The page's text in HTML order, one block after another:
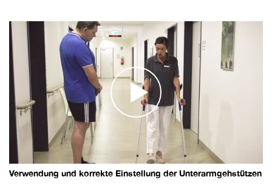
Verwendung und korrekte Einstellung der Unterarmgehstützen